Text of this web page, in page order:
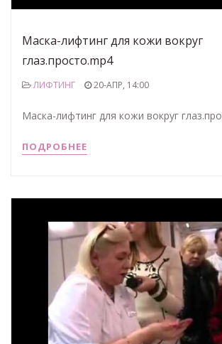
Маска-лифтинг для кожи вокруг
глаз.просто.mp4
ЛИФТИНГ 20-АПР, 14:00
Маска-лифтинг для кожи вокруг
ПОДРОБНЕЕ